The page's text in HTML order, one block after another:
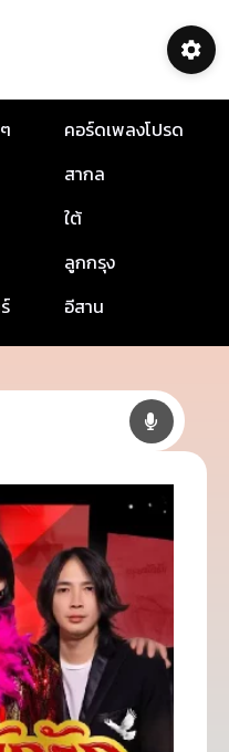
คอร์ดเพลงโปรด
สากล
ใต้
ลูกกรุง
อีสาน